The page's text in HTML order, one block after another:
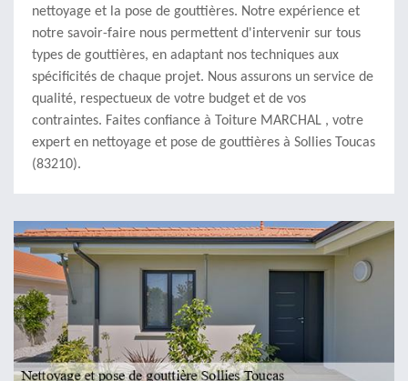
nettoyage et la pose de gouttières. Notre expérience et
notre savoir-faire nous permettent d'intervenir sur tous
types de gouttières, en adaptant nos techniques aux
spécificités de chaque projet. Nous assurons un service de
qualité, respectueux de votre budget et de vos
contraintes. Faites confiance à Toiture MARCHAL , votre
expert en nettoyage et pose de gouttières à Sollies Toucas
(83210).